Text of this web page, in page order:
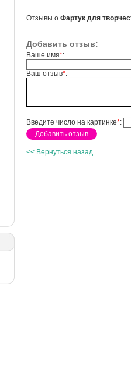
Отзывы о Фартук для
Добавить отзыв:
Ваше имя*:
Ваш отзыв*:
Введите число на картинке*:
<< Вернуться назад